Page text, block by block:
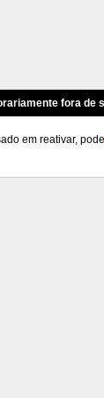
fora de
em reativar, pode